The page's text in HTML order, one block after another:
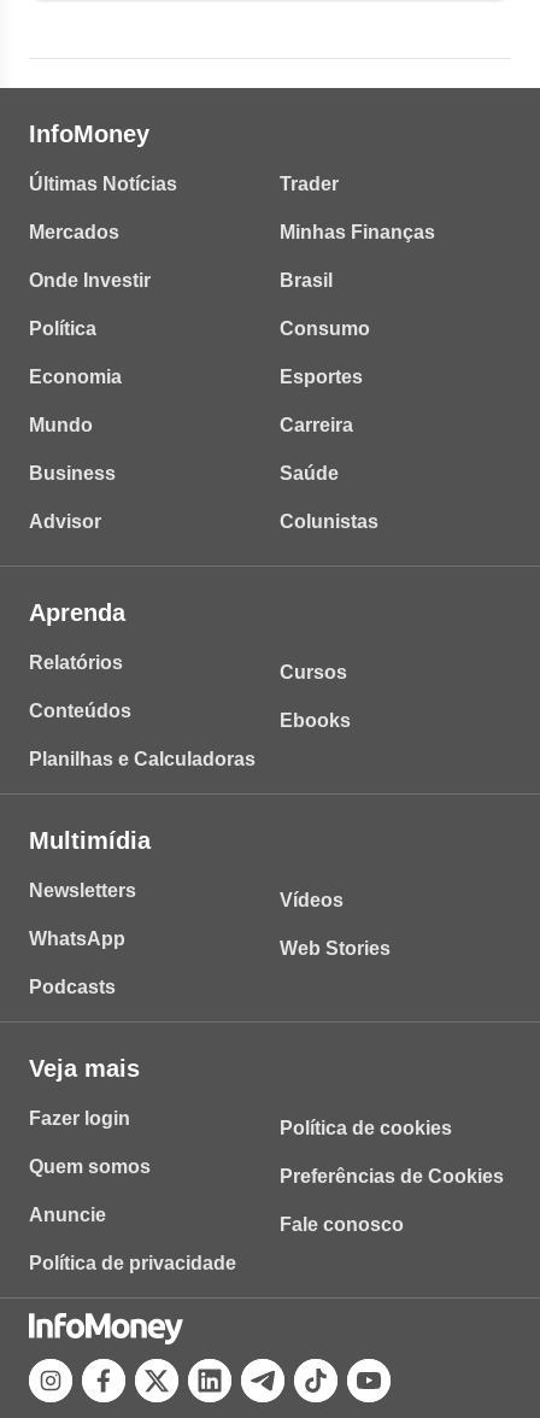
InfoMoney
Últimas Notícias
Mercados
Onde Investir
Política
Economia
Mundo
Business
Advisor
Trader
Minhas Finanças
Brasil
Consumo
Esportes
Carreira
Saúde
Colunistas
Aprenda
Relatórios
Conteúdos
Planilhas e Calculadoras
Cursos
Ebooks
Multimídia
Newsletters
WhatsApp
Podcasts
Vídeos
Web Stories
Veja mais
Fazer login
Quem somos
Anuncie
Política de privacidade
Política de cookies
Preferências de Cookies
Fale conosco